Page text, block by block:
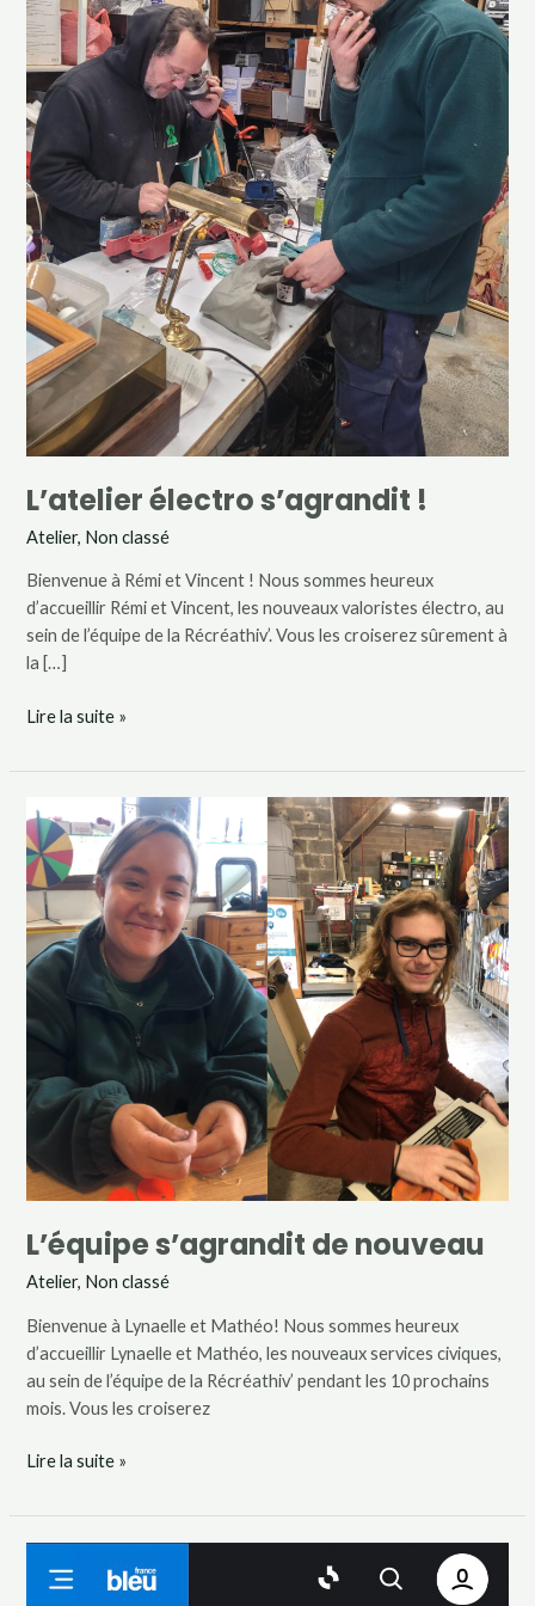
L’atelier électro s’agrandit !
Atelier, Non classé
Bienvenue à Rémi et Vincent ! Nous sommes heureux
d’accueillir Rémi et Vincent, les nouveaux valoristes électro, au
sein de l’équipe de la Récréathiv’. Vous les croiserez sûrement à
la […]
Lire la suite »
L’équipe s’agrandit de nouveau
Atelier, Non classé
Bienvenue à Lynaelle et Mathéo! Nous sommes heureux
d’accueillir Lynaelle et Mathéo, les nouveaux services civiques,
au sein de l’équipe de la Récréathiv’ pendant les 10 prochains
mois. Vous les croiserez
L’équipe
s’agrandit
de
nouveau
Lire la suite »